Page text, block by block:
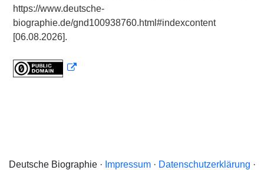
https://www.deutsche-
biographie.de/gnd100938760.html#indexcontent
[06.08.2026].
Deutsche Biographie · Impressum· Datenschutzerklärung ·